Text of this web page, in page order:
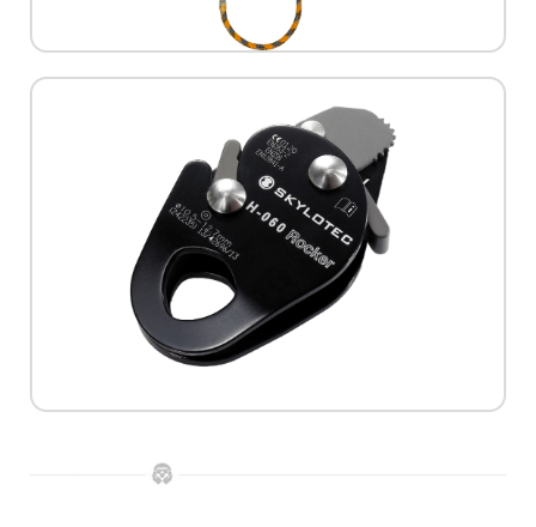
לאבטחת עובדים בזמן עבודה בגובה
(בולם עכבר)
Skylotec
מק"ט:
תקן:EN 12841-A:2006, EN 353-2:2002, EN
358:1999
למידע נוסף